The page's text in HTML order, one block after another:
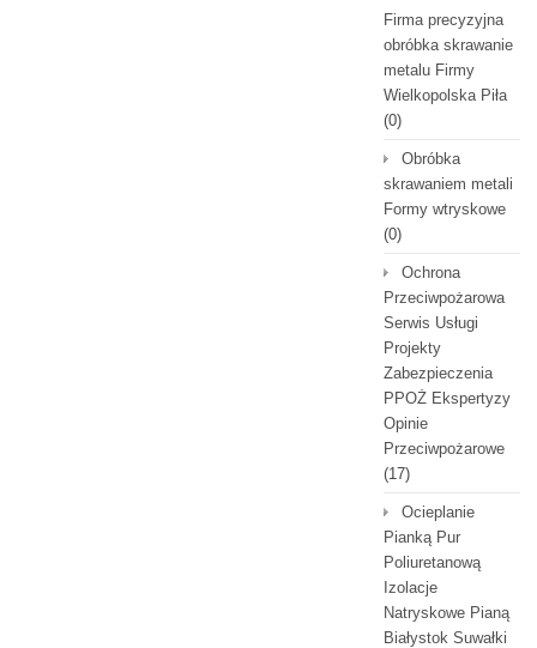
Firma precyzyjna
obróbka skrawanie
metalu Firmy
Wielkopolska Piła
(0)
Obróbka
skrawaniem metali
Formy wtryskowe
(0)
Ochrona
Przeciwpożarowa
Serwis Usługi
Projekty
Zabezpieczenia
PPOŻ Ekspertyzy
Opinie
Przeciwpożarowe
(17)
Ocieplanie
Pianką Pur
Poliuretanową
Izolacje
Natryskowe Pianą
Białystok Suwałki